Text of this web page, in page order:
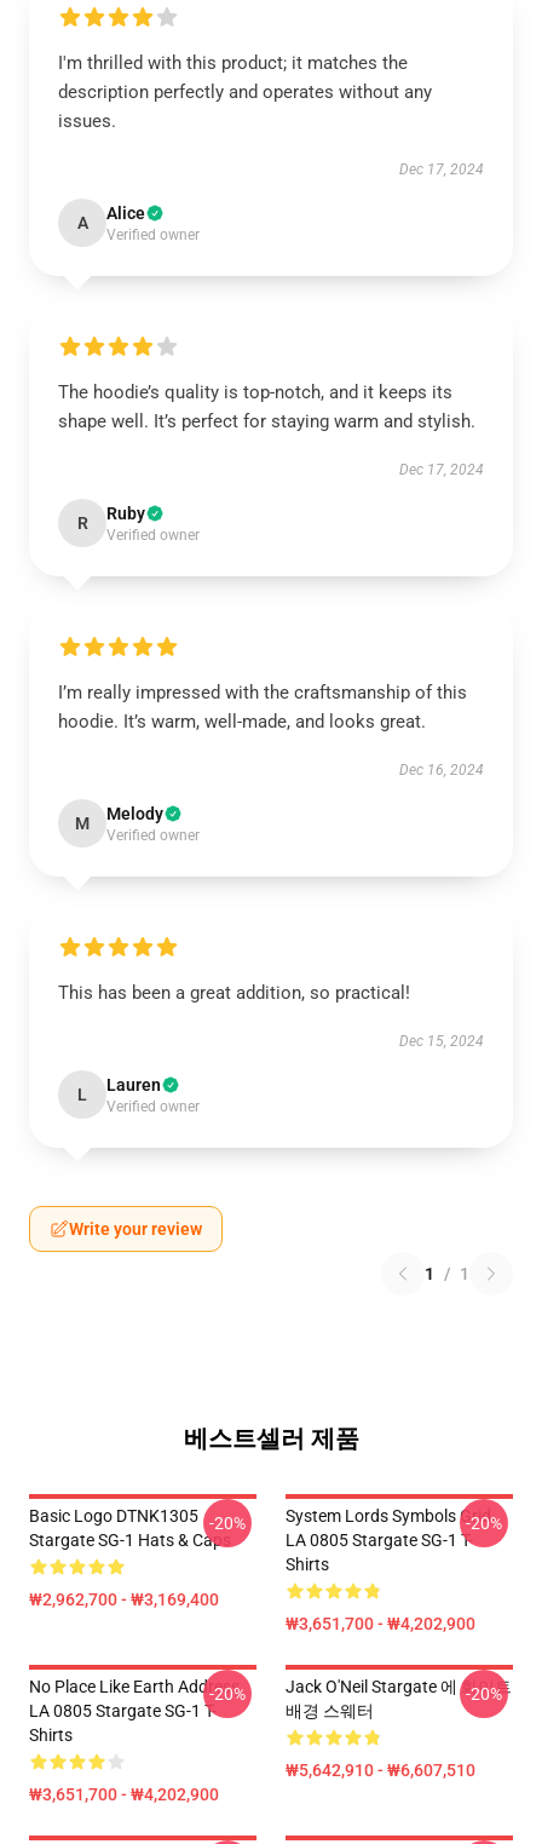
I'm thrilled with this product; it matches the
description perfectly and operates without any
issues.
Dec 17, 2024
A Alice
Verified owner
The hoodie’s quality is top-notch, and it keeps its
shape well. It’s perfect for staying warm and stylish.
Dec 17, 2024
R Ruby
Verified owner
I’m really impressed with the craftsmanship of this
hoodie. It’s warm, well-made, and looks great.
Dec 16, 2024
M Melody
Verified owner
This has been a great addition, so practical!
Dec 15, 2024
L Lauren
Verified owner
Write your review
1 / 1
베스트셀러 제품
Basic Logo DTNK1305
Stargate SG-1 Hats & Caps
₩2,962,700 - ₩3,169,400
-20%
System Lords Symbols Grid
LA 0805 Stargate SG-1 T-
Shirts
₩3,651,700 - ₩4,202,900
-20%
No Place Like Earth Address
LA 0805 Stargate SG-1 T-
Shirts
₩3,651,700 - ₩4,202,900
-20%
Jack O'Neil Stargate 에 화이트
배경 스웨터
₩5,642,910 - ₩6,607,510
-20%